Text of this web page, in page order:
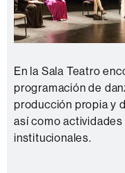
En la Sala Teatro
programación de
producción propia y
así como
institucionales.